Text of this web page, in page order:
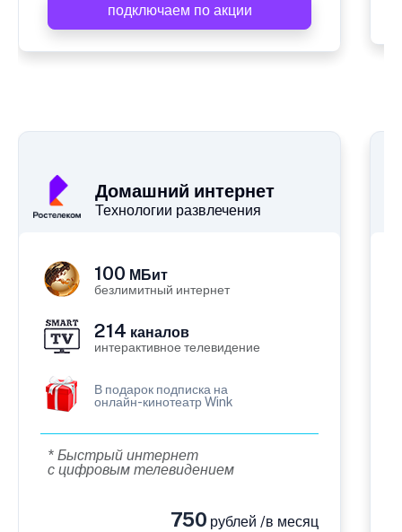
подключаем по акции
Домашний интернет
Технологии развлечения
100 МБит
безлимитный интернет
214 каналов
интерактивное телевидение
В подарок подписка на
онлайн-кинотеатр Wink
* Быстрый интернет
с цифровым телевидением
750 рублей /в месяц